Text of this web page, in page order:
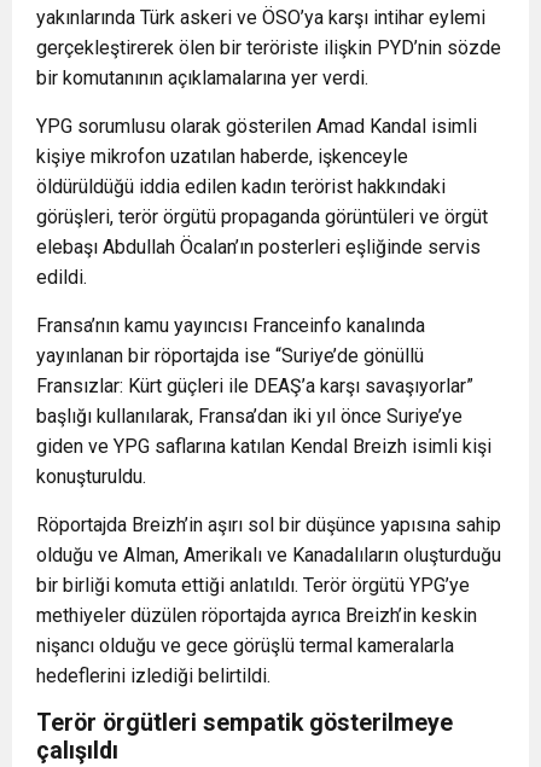
yakınlarında Türk askeri ve ÖSO’ya karşı intihar eylemi
gerçekleştirerek ölen bir teröriste ilişkin PYD’nin sözde
bir komutanının açıklamalarına yer verdi.
YPG sorumlusu olarak gösterilen Amad Kandal isimli
kişiye mikrofon uzatılan haberde, işkenceyle
öldürüldüğü iddia edilen kadın terörist hakkındaki
görüşleri, terör örgütü propaganda görüntüleri ve örgüt
elebaşı Abdullah Öcalan’ın posterleri eşliğinde servis
edildi.
Fransa’nın kamu yayıncısı Franceinfo kanalında
yayınlanan bir röportajda ise “Suriye’de gönüllü
Fransızlar: Kürt güçleri ile DEAŞ’a karşı savaşıyorlar”
başlığı kullanılarak, Fransa’dan iki yıl önce Suriye’ye
giden ve YPG saflarına katılan Kendal Breizh isimli kişi
konuşturuldu.
Röportajda Breizh’in aşırı sol bir düşünce yapısına sahip
olduğu ve Alman, Amerikalı ve Kanadalıların oluşturduğu
bir birliği komuta ettiği anlatıldı. Terör örgütü YPG’ye
methiyeler düzülen röportajda ayrıca Breizh’in keskin
nişancı olduğu ve gece görüşlü termal kameralarla
hedeflerini izlediği belirtildi.
Terör örgütleri sempatik gösterilmeye
çalışıldı